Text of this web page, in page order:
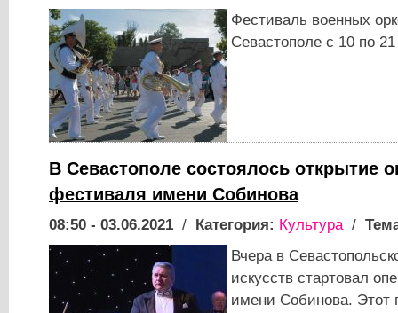
Фестиваль военных
Севастополе с 10 по
В Севастополе состоялось открытие
фестиваля имени Собинова
08:50 - 03.06.2021 / Категория: Культура/
Вчера в
искусств стартовал
имени Собинова. Этот